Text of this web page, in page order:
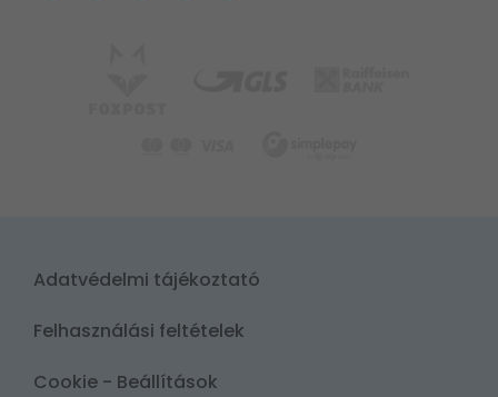
Adatvédelmi tájékoztató
Felhasználási feltételek
Cookie - Beállítások